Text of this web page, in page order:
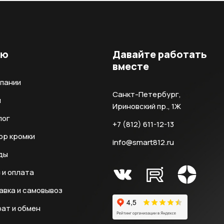
кромки
и оплата
и самовывоз
и обмен
Давайте работать
вместе
Санкт-Петербург,
Ириновский пр., 1Ж
+7 (812) 611-12-13
info@smart812.ru